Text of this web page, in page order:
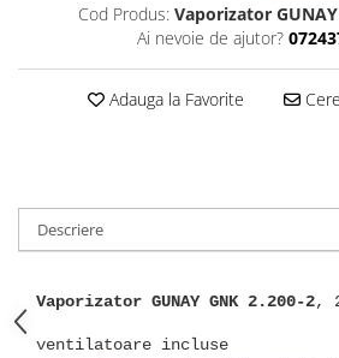
Cod Produs: Vaporizator
Ai nevoie de ajutor?
Adauga la Favorite
Descriere
Vaporizator GUNAY GNK 2.200-2,
ventilatoare incluse